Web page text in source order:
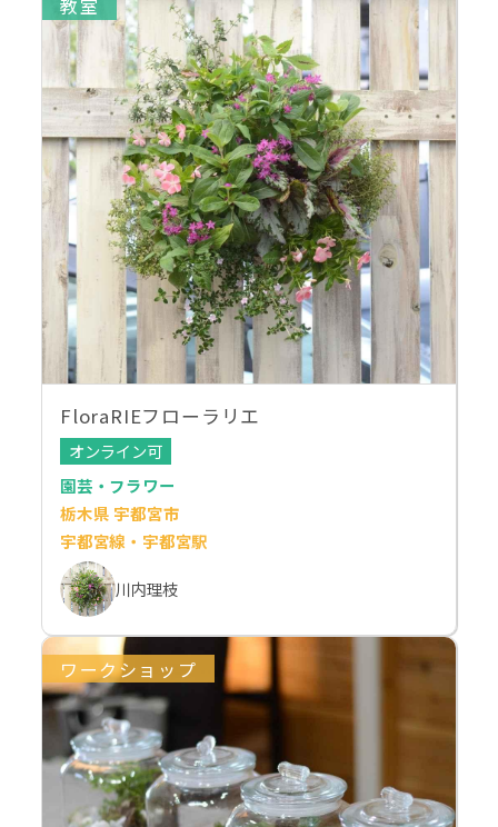
教室
FloraRIEフローラリエ
オンライン可
園芸・フラワー
栃木県 宇都宮市
宇都宮線・宇都宮駅
川内理枝
ワークショップ